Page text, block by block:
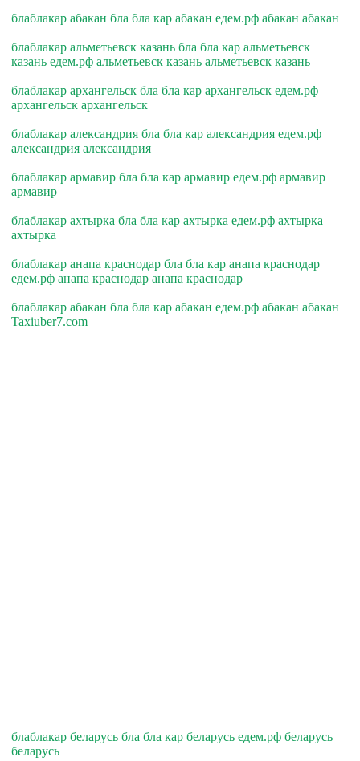
блаблакар абакан бла бла кар абакан едем.рф абакан абакан
блаблакар альметьевск казань бла бла кар альметьевск
казань едем.рф альметьевск казань альметьевск казань
блаблакар архангельск бла бла кар архангельск едем.рф
архангельск архангельск
блаблакар александрия бла бла кар александрия едем.рф
александрия александрия
блаблакар армавир бла бла кар армавир едем.рф армавир
армавир
блаблакар ахтырка бла бла кар ахтырка едем.рф ахтырка
ахтырка
блаблакар анапа краснодар бла бла кар анапа краснодар
едем.рф анапа краснодар анапа краснодар
блаблакар абакан бла бла кар абакан едем.рф абакан абакан
Taxiuber7.com
блаблакар беларусь бла бла кар беларусь едем.рф беларусь
беларусь